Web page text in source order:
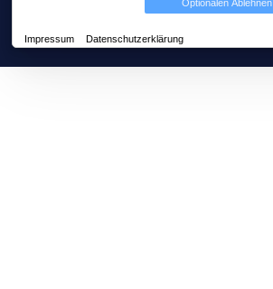
Optionalen Ablehnen
Impressum Datenschutzerklärung
Über uns